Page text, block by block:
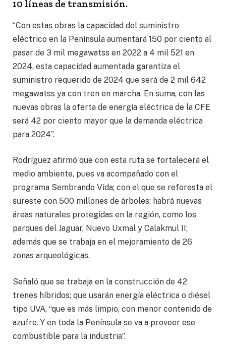
10 líneas de transmisión.
“Con estas obras la capacidad del suministro
eléctrico en la Península aumentará 150 por ciento al
pasar de 3 mil megawatss en 2022 a 4 mil 521 en
2024, esta capacidad aumentada garantiza el
suministro requerido de 2024 que será de 2 mil 642
megawatss ya con tren en marcha. En suma, con las
nuevas obras la oferta de energía eléctrica de la CFE
será 42 por ciento mayor que la demanda eléctrica
para 2024”.
Rodríguez afirmó que con esta ruta se fortalecerá el
medio ambiente, pues va acompañado con el
programa Sembrando Vida; con el que se reforesta el
sureste con 500 millones de árboles; habrá nuevas
áreas naturales protegidas en la región, como los
parques del Jaguar, Nuevo Uxmal y Calakmul II;
además que se trabaja en el mejoramiento de 26
zonas arqueológicas.
Señaló que se trabaja en la construcción de 42
trenes híbridos; que usarán energía eléctrica o diésel
tipo UVA, “que es más limpio, con menor contenido de
azufre. Y en toda la Península se va a proveer ese
combustible para la industria”.